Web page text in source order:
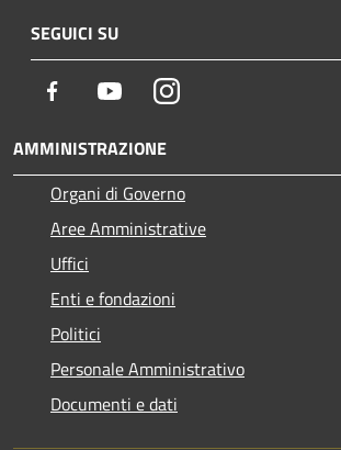
SEGUICI SU
Facebook YoutubeInstagram
AMMINISTRAZIONE
Organi di Governo
Aree Amministrative
Uffici
Enti e fondazioni
Politici
Personale Amministrativo
Documenti e dati